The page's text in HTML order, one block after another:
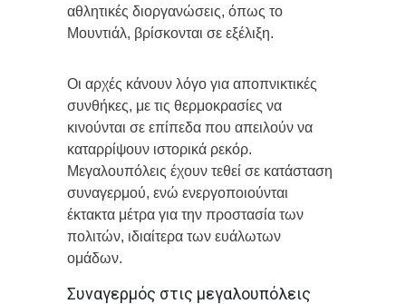
αθλητικές διοργανώσεις, όπως το
Μουντιάλ, βρίσκονται σε εξέλιξη.
Οι αρχές κάνουν λόγο για αποπνικτικές
συνθήκες, με τις θερμοκρασίες να
κινούνται σε επίπεδα που απειλούν να
καταρρίψουν ιστορικά ρεκόρ.
Μεγαλουπόλεις έχουν τεθεί σε κατάσταση
συναγερμού, ενώ ενεργοποιούνται
έκτακτα μέτρα για την προστασία των
πολιτών, ιδιαίτερα των ευάλωτων
ομάδων.
Συναγερμός στις μεγαλουπόλεις